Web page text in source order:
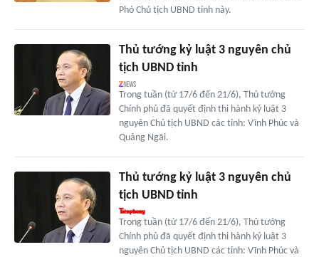
Phó Chủ tịch UBND tỉnh này.
Thủ tướng kỷ luật 3 nguyên chủ
tịch UBND tỉnh
Trong tuần (từ 17/6 đến 21/6), Thủ tướng
Chính phủ đã quyết định thi hành kỷ luật 3
nguyên Chủ tịch UBND các tỉnh: Vĩnh Phúc và
Quảng Ngãi.
Thủ tướng kỷ luật 3 nguyên chủ
tịch UBND tỉnh
Trong tuần (từ 17/6 đến 21/6), Thủ tướng
Chính phủ đã quyết định thi hành kỷ luật 3
nguyên Chủ tịch UBND các tỉnh: Vĩnh Phúc và